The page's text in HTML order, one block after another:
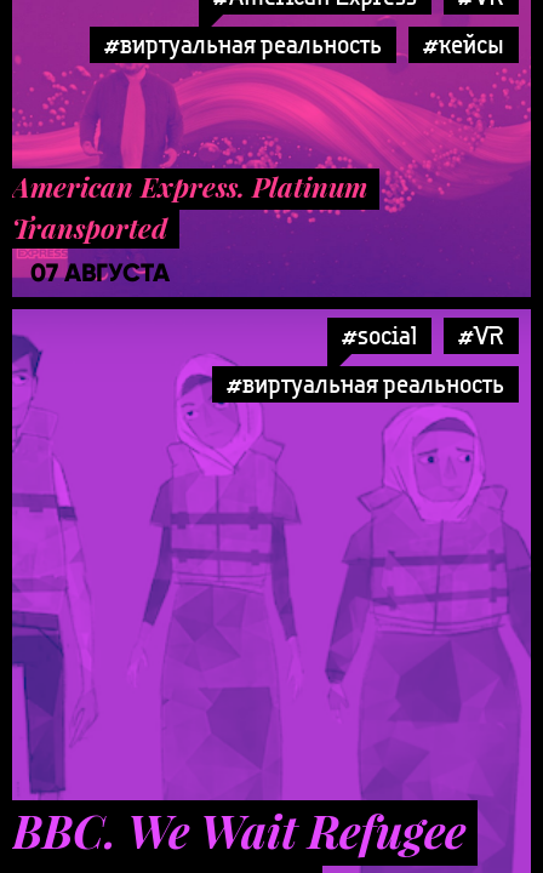
#виртуальная реальность
#кейсы
American Express. Platinum
Transported
07 АВГУСТА
#social
#VR
#виртуальная реальность
BBC. We Wait Refugee